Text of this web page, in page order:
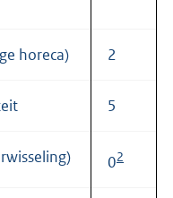
horeca) 2
5
02